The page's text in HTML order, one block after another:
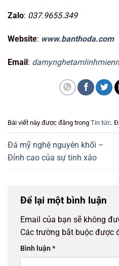
Zalo: 037.9655.349
Website: www.banthoda.com
Email:
Bài viết này được đăng trong Tin tức.
Đá mỹ nghệ nguyên khối –
Đỉnh cao của sự tinh xảo
Để lại một bình luận
Email của bạn sẽ không
Các trường bắt buộc được
Bình luận*